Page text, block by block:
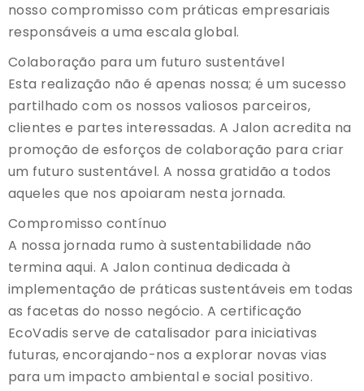
nosso compromisso com práticas empresariais
responsáveis a uma escala global.
Colaboração para um futuro sustentável
Esta realização não é apenas nossa; é um sucesso
partilhado com os nossos valiosos parceiros,
clientes e partes interessadas. A Jalon acredita na
promoção de esforços de colaboração para criar
um futuro sustentável. A nossa gratidão a todos
aqueles que nos apoiaram nesta jornada.
Compromisso contínuo
A nossa jornada rumo à sustentabilidade não
termina aqui. A Jalon continua dedicada à
implementação de práticas sustentáveis em todas
as facetas do nosso negócio. A certificação
EcoVadis serve de catalisador para iniciativas
futuras, encorajando-nos a explorar novas vias
para um impacto ambiental e social positivo.